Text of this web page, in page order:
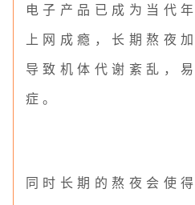
电子产品已成为当代
上网成瘾，长期熬夜
导致机体代谢紊乱，
症。
同时长期的熬夜会使